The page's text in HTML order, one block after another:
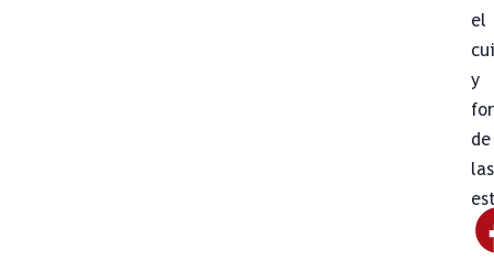
el
y
de
las